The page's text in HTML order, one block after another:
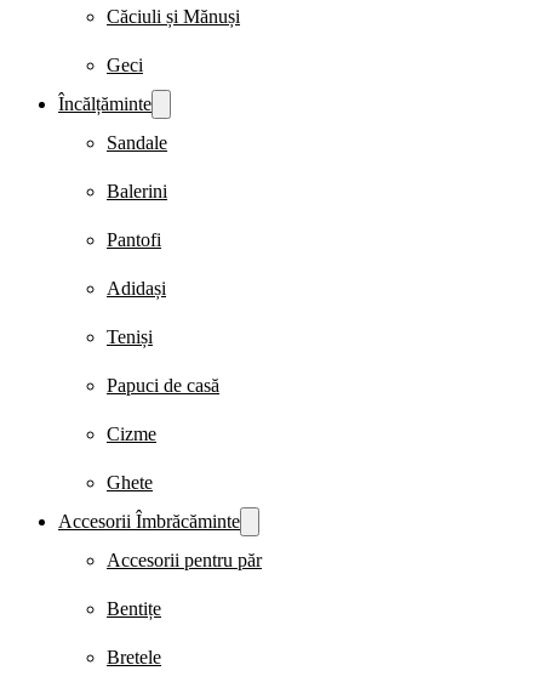
Căciuli și Mănuși
Geci
Încălțăminte
Sandale
Balerini
Pantofi
Adidași
Teniși
Papuci de casă
Cizme
Ghete
Accesorii Îmbrăcăminte
Accesorii pentru păr
Bentițe
Bretele